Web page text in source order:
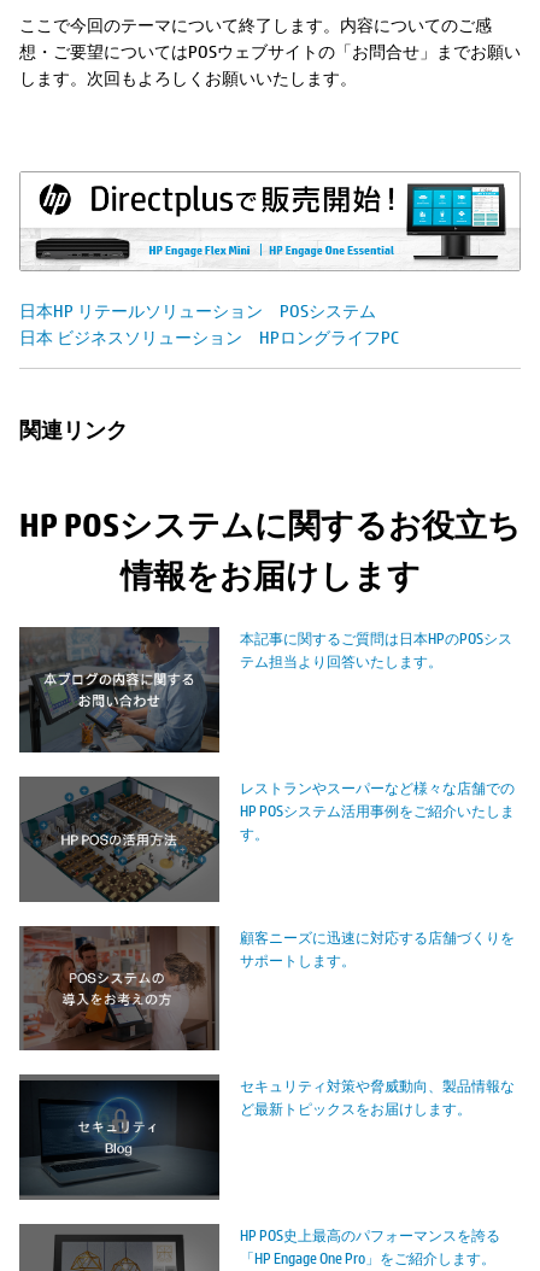
ここで今回のテーマについて終了します。内容についてのご感
想・ご要望についてはPOSウェブサイトの「お問合せ」までお願い
します。次回もよろしくお願いいたします。
日本HP リテールソリューション POSシステム
日本 ビジネスソリューション HPロングライフPC
関連リンク
HP POSシステムに関するお役立ち
情報をお届けします
本記事に関するご質問は日本HPのPOSシス
テム担当より回答いたします。
レストランやスーパーなど様々な店舗での
HP POSシステム活用事例をご紹介いたしま
す。
顧客ニーズに迅速に対応する店舗づくりを
サポートします。
セキュリティ対策や脅威動向、製品情報な
ど最新トピックスをお届けします。
HP POS史上最高のパフォーマンスを誇る
「HP Engage One Pro」をご紹介します。